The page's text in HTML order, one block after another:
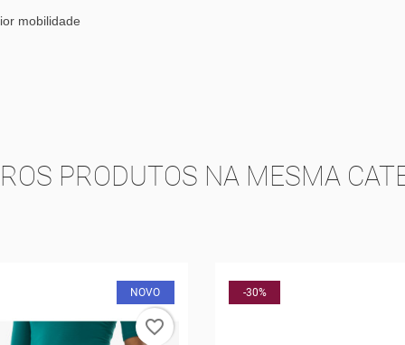
mobilidade
PRODUTOS NA MESMA
favorite_border
-30%